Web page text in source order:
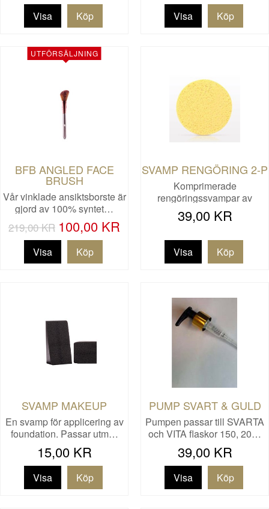
Visa Visa
UTFÖRSÄLJNING
BFB ANGLED FACE
BRUSH
Vår vinklade ansiktsborste är
gjord av 100% syntet…
219,00 KR 100,00 KR
Visa
SVAMP RENGÖRING 2-P
Komprimerade
rengöringssvampar av
cellulosa. Perf…
39,00 KR
Visa
SVAMP MAKEUP
En svamp för applicering av
foundation. Passar utm…
15,00 KR
Visa
PUMP SVART & GULD
Pumpen passar till SVARTA
och VITA flaskor 150, 20…
39,00 KR
Visa